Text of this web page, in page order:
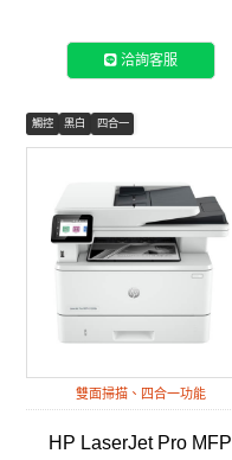
洽詢客服
觸控 黑白 四合一
雙面掃描、四合一功能
HP LaserJet Pro MFP